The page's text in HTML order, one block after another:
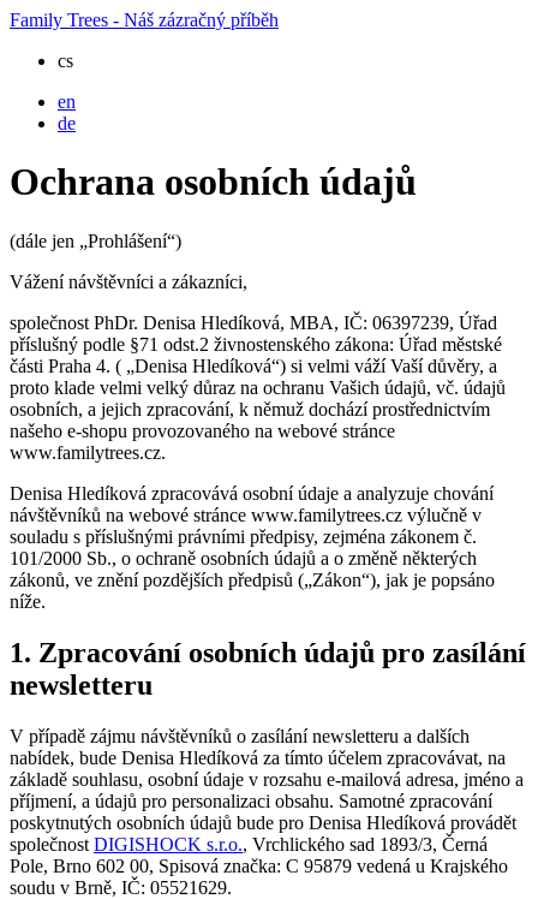
Family Trees - Náš zázračný příběh
cs
en
de
Ochrana osobních údajů
(dále jen „Prohlášení“)
Vážení návštěvníci a zákazníci,
společnost PhDr. Denisa Hledíková, MBA, IČ: 06397239, Úřad
příslušný podle §71 odst.2 živnostenského zákona: Úřad městské
části Praha 4. ( „Denisa Hledíková“) si velmi váží Vaší důvěry, a
proto klade velmi velký důraz na ochranu Vašich údajů, vč. údajů
osobních, a jejich zpracování, k němuž dochází prostřednictvím
našeho e-shopu provozovaného na webové stránce
www.familytrees.cz.
Denisa Hledíková zpracovává osobní údaje a analyzuje chování
návštěvníků na webové stránce www.familytrees.cz výlučně v
souladu s příslušnými právními předpisy, zejména zákonem č.
101/2000 Sb., o ochraně osobních údajů a o změně některých
zákonů, ve znění pozdějších předpisů („Zákon“), jak je popsáno
níže.
1. Zpracování osobních údajů pro zasílání
newsletteru
V případě zájmu návštěvníků o zasílání newsletteru a dalších
nabídek, bude Denisa Hledíková za tímto účelem zpracovávat, na
základě souhlasu, osobní údaje v rozsahu e-mailová adresa, jméno a
příjmení, a údajů pro personalizaci obsahu. Samotné zpracování
poskytnutých osobních údajů bude pro Denisa Hledíková provádět
společnost DIGISHOCK s.r.o., Vrchlického sad 1893/3, Černá
Pole, Brno 602 00, Spisová značka: C 95879 vedená u Krajského
soudu v Brně, IČ: 05521629.